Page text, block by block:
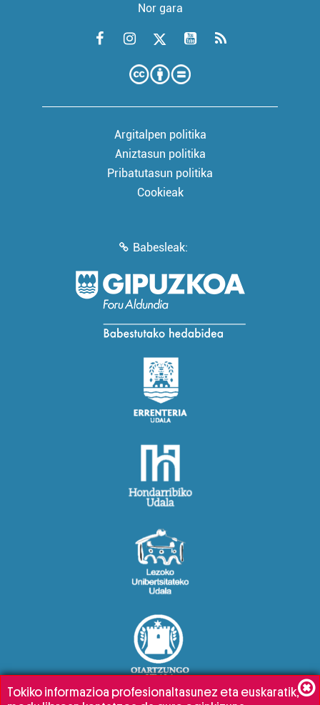
Nor gara
Argitalpen politika
Aniztasun politika
Pribatutasun politika
Cookieak
Babesleak:
Tokiko informazioa profesionaltasunez eta euskaratik,